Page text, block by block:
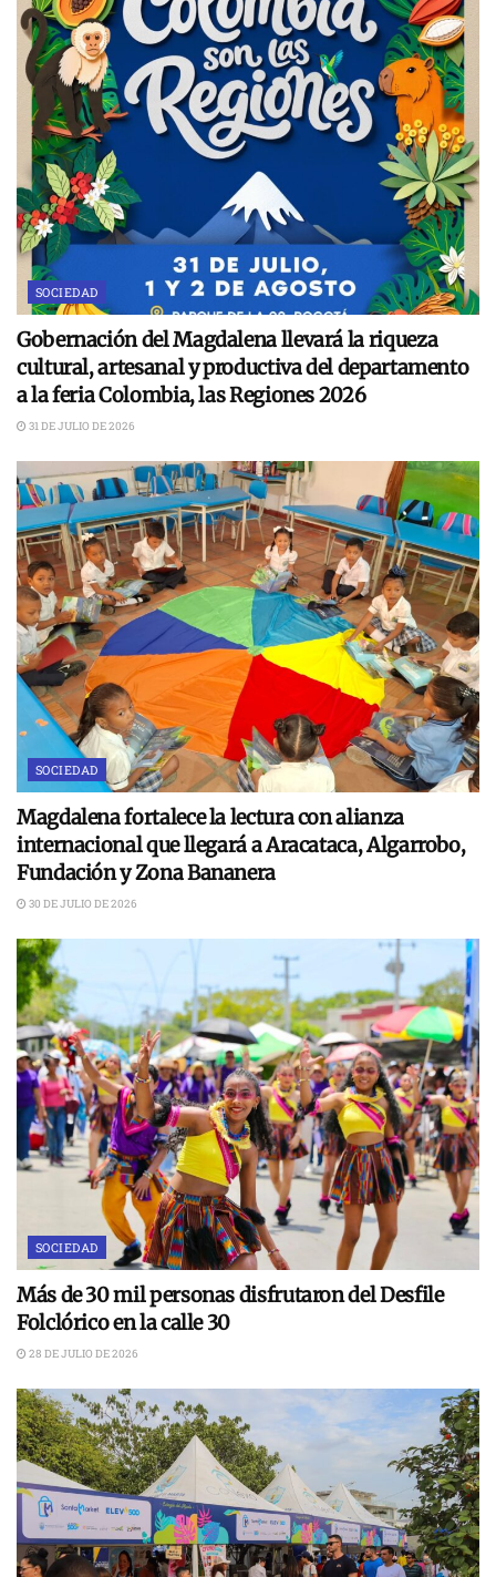
SOCIEDAD
Gobernación del Magdalena llevará la riqueza
cultural, artesanal y productiva del departamento
a la feria Colombia, las Regiones 2026
31 DE JULIO DE 2026
SOCIEDAD
Magdalena fortalece la lectura con alianza
internacional que llegará a Aracataca, Algarrobo,
Fundación y Zona Bananera
30 DE JULIO DE 2026
SOCIEDAD
Más de 30 mil personas disfrutaron del Desfile
Folclórico en la calle 30
28 DE JULIO DE 2026